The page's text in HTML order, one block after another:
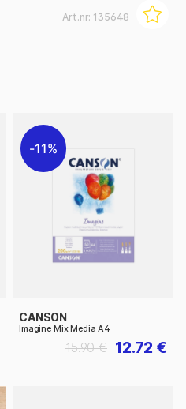
Art.nr: 135648
11%
CANSON
Imagine Mix Media A4
12.72 €
15.90 €